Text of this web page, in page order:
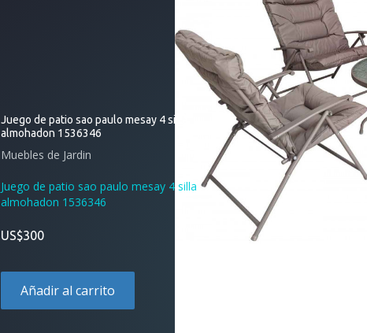
Juego de patio sao paulo mesay 4 silla
almohadon 1536346
Muebles de Jardin
Juego de patio sao paulo mesay 4 silla
almohadon 1536346
US$300
Añadir al carrito